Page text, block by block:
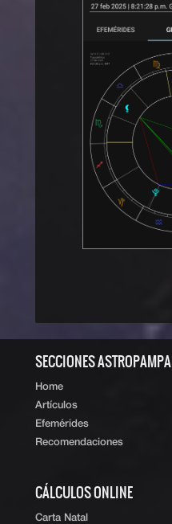
SECCIONES ASTROPAMPA
Home
Artículos
Efemérides
Recomendaciones
CÁLCULOS ONLINE
Carta Natal